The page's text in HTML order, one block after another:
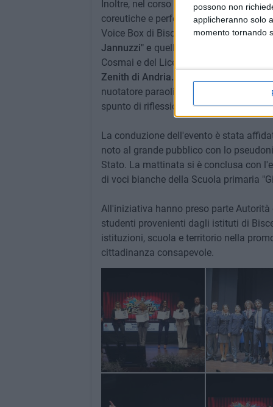
possono non
applicheranno solo
momento tornando
Inoltre, nel corso della mattinata si
coreutiche e performance artistiche
Voice Box di Bisceglie, degli studenti
Jannuzzi" e quella di
Cosmai e del Liceo Coreutico
Zenith di Andria.
nuotatore paraolimpico, che
spunto di riflessione sui temi del
La conduzione dell'evento è stata
noto al grande pubblico con lo
Stato. La mattinata si è conclusa con
di voci bianche della Scuola primaria
All'iniziativa hanno preso parte
studenti provenienti dagli istituti di
istituzioni, scuola e territorio nella
cittadinanza consapevole.